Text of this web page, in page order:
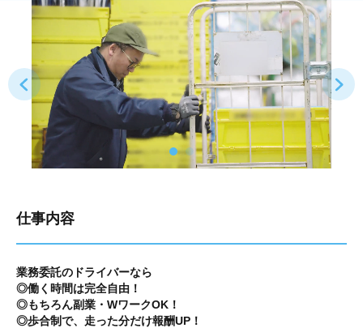
仕事内容
業務委託のドライバーなら
◎働く時間は完全自由！
◎もちろん副業・WワークOK！
◎歩合制で、走った分だけ報酬UP！